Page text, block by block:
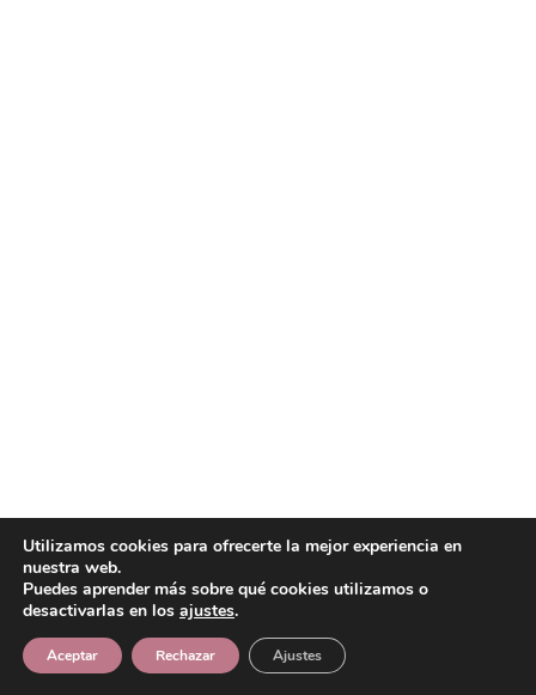
Utilizamos cookies para ofrecerte la mejor experiencia en
nuestra web.
Puedes aprender más sobre qué cookies utilizamos o
desactivarlas en los ajustes.
Aceptar Rechazar Ajustes